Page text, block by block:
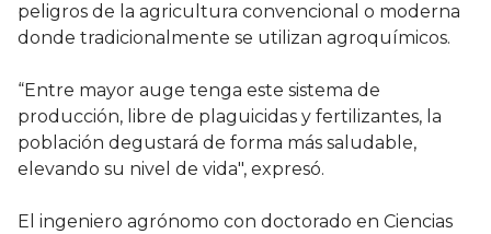
peligros de la agricultura convencional o moderna
donde tradicionalmente se utilizan agroquímicos.
“Entre mayor auge tenga este sistema de
producción, libre de plaguicidas y fertilizantes, la
población degustará de forma más saludable,
elevando su nivel de vida", expresó.
El ingeniero agrónomo con doctorado en Ciencias